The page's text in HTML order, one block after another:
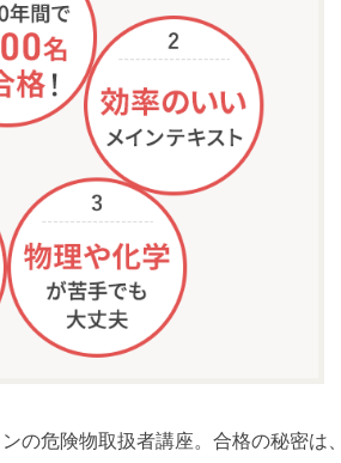
の危険物取扱者講座。合格の秘密は